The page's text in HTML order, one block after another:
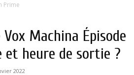
Prime
Vox Machina Épisode
et heure de sortie ?
2022